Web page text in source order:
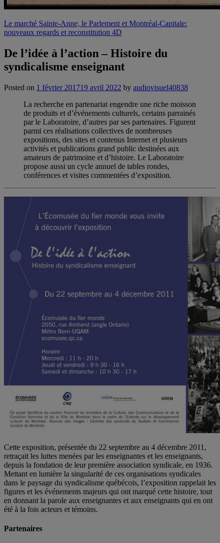
Le marché Sainte-Anne, le Parlement et Montréal-Capitale:
nouveaux regards et reconstitution 4D
De l’idée à l’action – Histoire du
syndicalisme enseignant
Posted on 1 février 201719 avril 2022 by audiovisuel40838
La recherche en partenariat engendre une riche moisson
de produits et d’événements culturels, certains parrainés
par le Laboratoire, d’autres par ses partenaires. Figurent
parmi ces réalisations collectives de nombreuses
expositions, des sites et contenus Internet et plusieurs
activités et publications grand public destinées aux
amateurs de patrimoine et d’histoire. Le Laboratoire
propose aussi un cycle annuel de tables rondes,
conférences et visites commentées d’exposition.
Cette exposition, présentée du 22 septembre au 4 décembre 2011,
retraçait les luttes menées par les enseignantes et les enseignants,
depuis la fondation de leur première association syndicale, en 1936.
Mettant en lumière la singularité de ces organisations syndicales
dans le paysage du syndicalisme québécois, l’exposition rappelait les
figures et les événements majeurs qui ont marqué cette histoire, tout
en donnant la parole aux enseignantes et aux enseignants qui en ont
été à la fois acteurs et témoins.
Partenaires